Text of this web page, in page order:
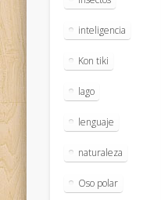
inteligencia
Kon tiki
lago
lenguaje
naturaleza
Oso polar